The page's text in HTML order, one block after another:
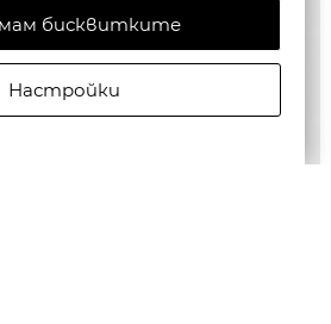
бисквитките
Настройки